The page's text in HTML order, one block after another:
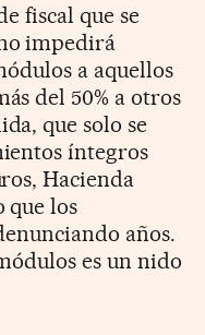
fiscal que se
impedirá
a aquellos
del 50% a otros
que solo se
íntegros
Hacienda
que los
años.
es un nido